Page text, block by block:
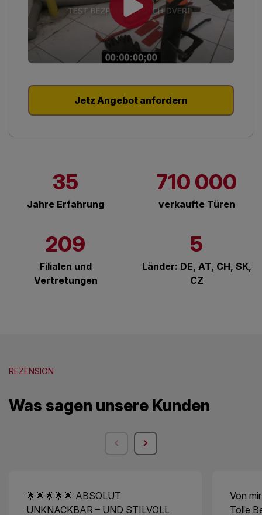
Jetz Angebot anfordern
35
Jahre Erfahrung
710 000
verkaufte Türen
209
Filialen und
Vertretungen
5
Länder: DE, AT, CH, SK,
CZ
REZENSION
Was sagen unsere Kunden
🌟🌟🌟🌟🌟 ABSOLUT
UNKNACKBAR – UND STILVOLL
Von
Tolle